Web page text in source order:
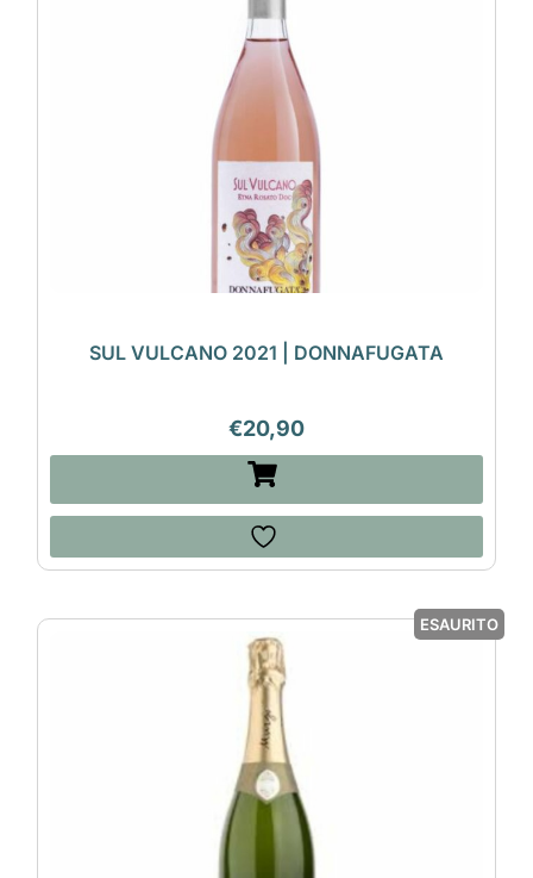
SUL VULCANO 2021 | DONNAFUGATA
€20,90
ESAURITO